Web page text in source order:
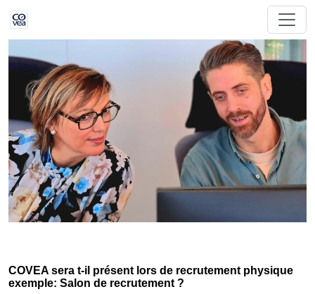
COVEA sera t-il présent lors de recrutement physique
exemple: Salon de recrutement ?